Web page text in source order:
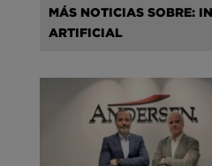
MÁS NOTICIAS SOBRE:
ARTIFICIAL